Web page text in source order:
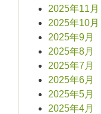
2025年11月
2025年10月
2025年9月
2025年8月
2025年7月
2025年6月
2025年5月
2025年4月